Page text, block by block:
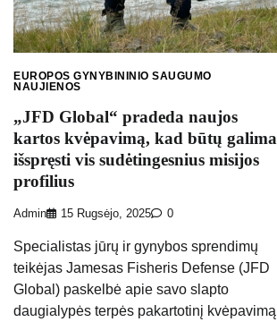
EUROPOS GYNYBININIO SAUGUMO
NAUJIENOS
„JFD Global“ pradeda naujos
kartos kvėpavimą, kad būtų galima
išspręsti vis sudėtingesnius misijos
profilius
Admin 15 Rugsėjo, 2025 0
Specialistas jūrų ir gynybos sprendimų
teikėjas Jamesas Fisheris Defense (JFD
Global) paskelbė apie savo slapto
daugialypės terpės pakartotinį kvėpavimą